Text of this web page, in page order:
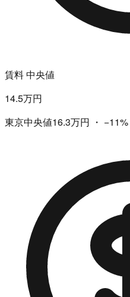
賃料 中央値
14.5万円
東京中央値16.3万円 ・ −11%